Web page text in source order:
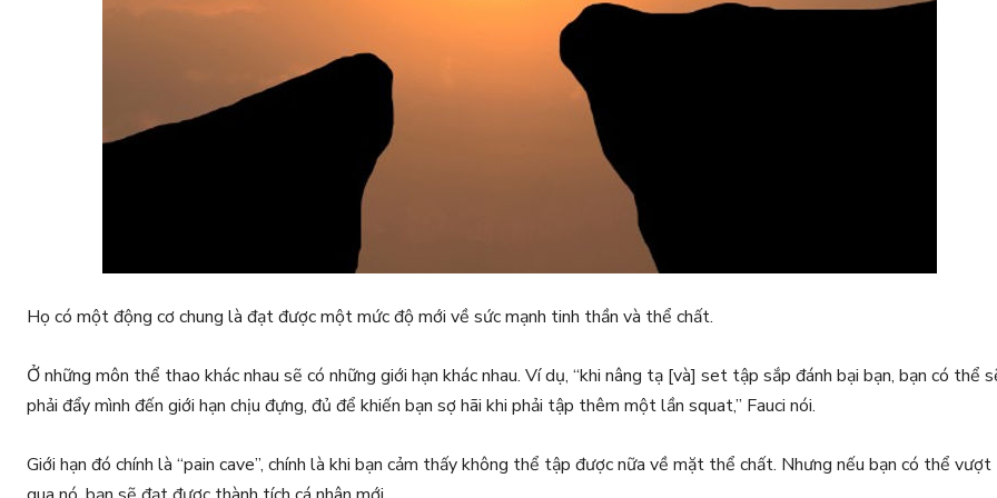
Họ có một động cơ chung là đạt được một mức độ mới về sức mạnh tinh thần và thể chất.
Ở những môn thể thao khác nhau sẽ có những giới hạn khác nhau. Ví dụ, “khi nâng tạ [và] set tập sắp đánh bại bạn, bạn có thể
phải đẩy mình đến giới hạn chịu đựng, đủ để khiến bạn sợ hãi khi phải tập thêm một lần squat,” Fauci nói.
Giới hạn đó chính là “pain cave”, chính là khi bạn cảm thấy không thể tập được nữa về mặt thể chất. Nhưng nếu bạn có thể vượt